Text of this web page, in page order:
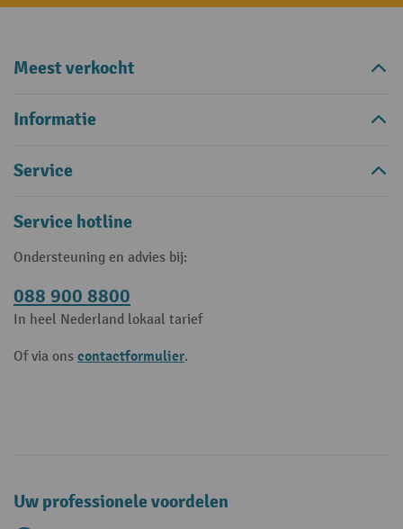
Meest verkocht
Informatie
Service
Service hotline
Ondersteuning en advies bij:
088 900 8800
In heel Nederland lokaal tarief
Of via ons contactformulier.
Uw professionele voordelen